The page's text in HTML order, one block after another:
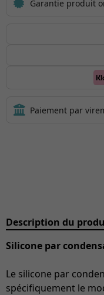
Description du
Silicone par
Le silicone par
spécifiquement le